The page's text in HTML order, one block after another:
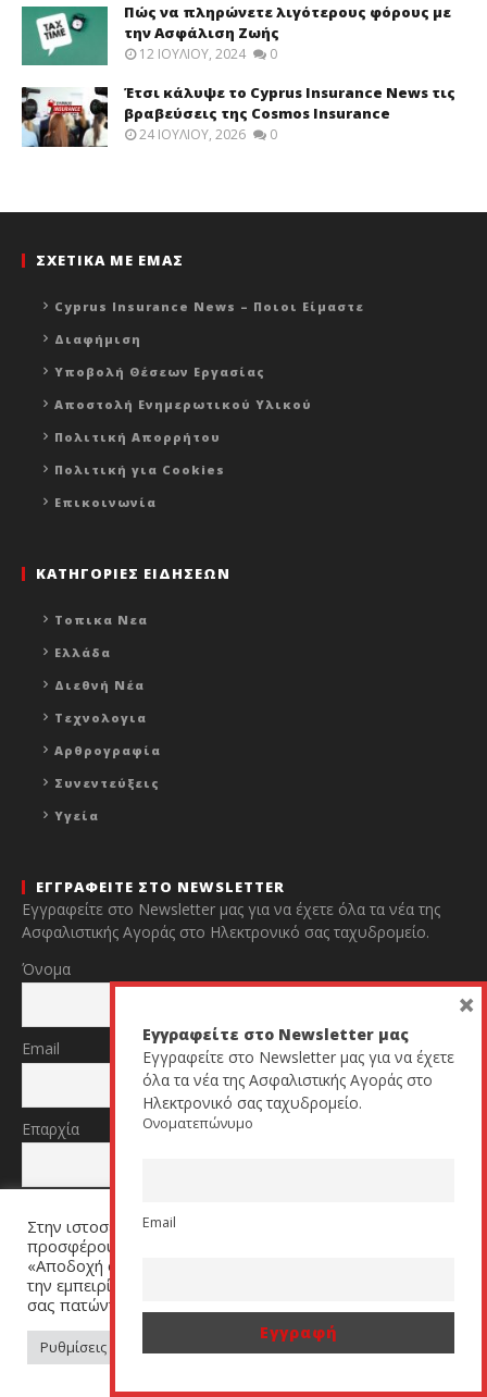
Πώς να πληρώνετε λιγότερους φόρους με
την Ασφάλιση Ζωής
12 ΙΟΥΛΊΟΥ, 2024 0
Έτσι κάλυψε το Cyprus Insurance News τις
βραβεύσεις της Cosmos Insurance
24 ΙΟΥΛΊΟΥ, 2026 0
ΣΧΕΤΙΚΑ ΜΕ ΕΜΑΣ
Cyprus Insurance News – Ποιοι Είμαστε
Διαφήμιση
Υποβολή Θέσεων Εργασίας
Αποστολή Ενημερωτικού Υλικού
Πολιτική Απορρήτου
Πολιτική για Cookies
Επικοινωνία
ΚΑΤΗΓΟΡΙΕΣ ΕΙΔΗΣΕΩΝ
Τοπικα Νεα
Ελλάδα
Διεθνή Νέα
Τεχνολογια
Αρθρογραφία
Συνεντεύξεις
Υγεία
ΕΓΓΡΑΦΕΙΤΕ ΣΤΟ NEWSLETTER
Εγγραφείτε στο Newsletter μας για να έχετε όλα τα νέα της
Ασφαλιστικής Αγοράς στο Ηλεκτρονικό σας ταχυδρομείο.
Όνομα
Email
Επαρχία
TikTok
YouTube
Στην ιστοσελίδα μας χρησιμοποιούμε cookies για να σας
προσφέρουμε μία εξατομικευμένη εμπειρία. Πατήστε
«Αποδοχή όλων» για να μας βοηθήσετε να βελτιώσουμε
την εμπειρία σας. Μπορείτε να αλλάξετε τις ρυθμίσεις
σας πατώντας στον σύνδεσμο (link) «Ρυθμίσεις Cookies».
Ρυθμίσεις Cookies Αποδοχή όλων
Εγγραφείτε στο Newsletter μας
Εγγραφείτε στο Newsletter μας για να έχετε
όλα τα νέα της Ασφαλιστικής Αγοράς στο
Ηλεκτρονικό σας ταχυδρομείο.
Ονοματεπώνυμο
Email
×